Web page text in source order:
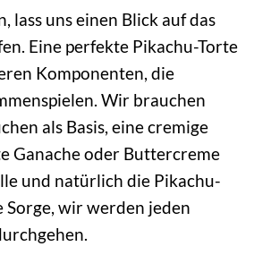
lass uns einen Blick auf das
Eine perfekte Pikachu-Torte
Komponenten, die
Wir brauchen
als Basis, eine cremige
Ganache oder Buttercreme
und natürlich die Pikachu-
Sorge, wir werden jeden